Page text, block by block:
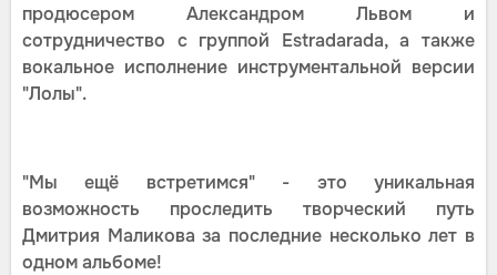
продюсером Александром Львом и
сотрудничество с группой Estradarada, а также
вокальное исполнение инструментальной версии
"Лолы".
"Мы ещё встретимся" - это уникальная
возможность проследить творческий путь
Дмитрия Маликова за последние несколько лет в
одном альбоме!